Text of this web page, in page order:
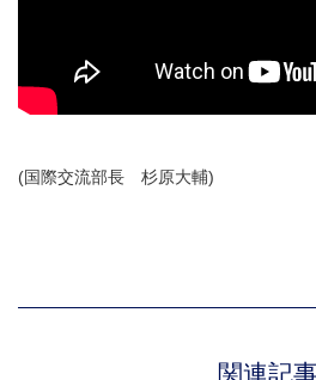
(国際交流部長 杉原大輔)